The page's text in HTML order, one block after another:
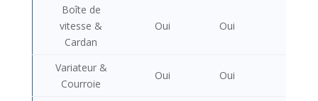
Boîte de
vitesse &
Cardan
Oui Oui
Variateur &
Courroie
Oui Oui